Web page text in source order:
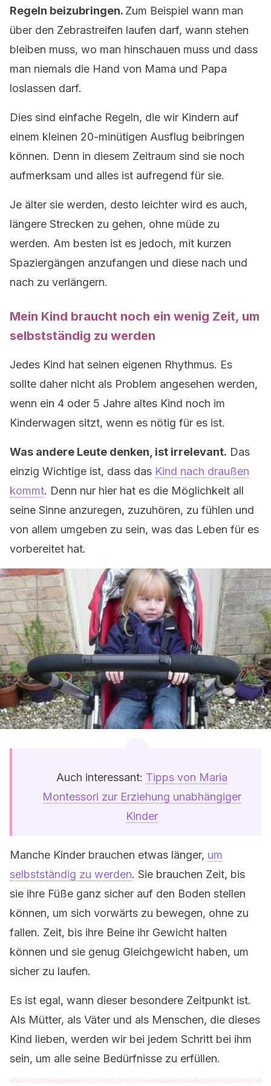
Regeln beizubringen. Zum Beispiel wann man
über den Zebrastreifen laufen darf, wann stehen
bleiben muss, wo man hinschauen muss und dass
man niemals die Hand von Mama und Papa
loslassen darf.
Dies sind einfache Regeln, die wir Kindern auf
einem kleinen 20-minütigen Ausflug beibringen
können. Denn in diesem Zeitraum sind sie noch
aufmerksam und alles ist aufregend für sie.
Je älter sie werden, desto leichter wird es auch,
längere Strecken zu gehen, ohne müde zu
werden. Am besten ist es jedoch, mit kurzen
Spaziergängen anzufangen und diese nach und
nach zu verlängern.
Mein Kind braucht noch ein wenig Zeit, um
selbstständig zu werden
Jedes Kind hat seinen eigenen Rhythmus. Es
sollte daher nicht als Problem angesehen werden,
wenn ein 4 oder 5 Jahre altes Kind noch im
Kinderwagen sitzt, wenn es nötig für es ist.
Was andere Leute denken, ist irrelevant. Das
einzig Wichtige ist, dass das Kind nach draußen
kommt. Denn nur hier hat es die Möglichkeit all
seine Sinne anzuregen, zuzuhören, zu fühlen und
von allem umgeben zu sein, was das Leben für es
vorbereitet hat.
Auch interessant: Tipps von Maria
Montessori zur Erziehung unabhängiger
Kinder
Manche Kinder brauchen etwas länger, um
selbstständig zu werden. Sie brauchen Zeit, bis
sie ihre Füße ganz sicher auf den Boden stellen
können, um sich vorwärts zu bewegen, ohne zu
fallen. Zeit, bis ihre Beine ihr Gewicht halten
können und sie genug Gleichgewicht haben, um
sicher zu laufen.
Es ist egal, wann dieser besondere Zeitpunkt ist.
Als Mütter, als Väter und als Menschen, die dieses
Kind lieben, werden wir bei jedem Schritt bei ihm
sein, um alle seine Bedürfnisse zu erfüllen.